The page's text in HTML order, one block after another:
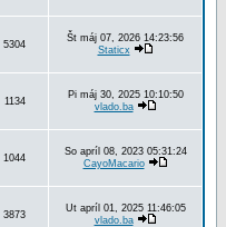
5304
Št máj 07, 2026 14:23:56
Staticx
1134
Pi máj 30, 2025 10:10:50
vlado.ba
1044
So apríl 08, 2023 05:31:24
CayoMacario
3873
Ut apríl 01, 2025 11:46:05
vlado.ba